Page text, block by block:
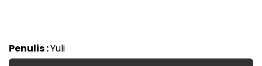
Penulis :Yuli